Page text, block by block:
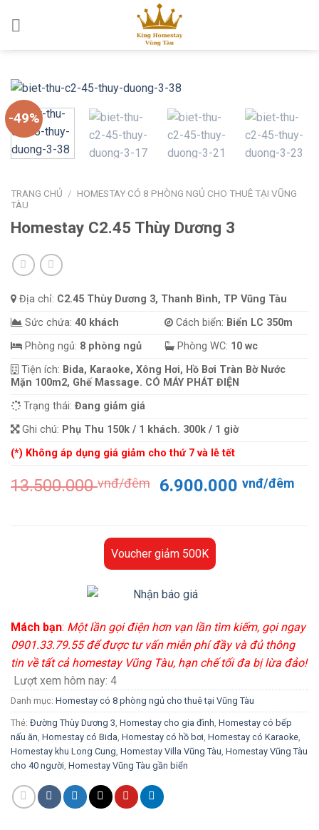
-49%
TRANG CHỦ / HOMESTAY CÓ 8 PHÒNG NGỦ CHO THUÊ TẠI VŨNG
TÀU
Homestay C2.45 Thùy Dương 3
Địa chỉ: C2.45 Thùy Dương 3, Thanh Bình, TP Vũng Tàu
Sức chứa: 40 khách Cách biển: Biển LC 350m
Phòng ngủ: 8 phòng ngủ Phòng WC: 10 wc
Tiện ích: Bida, Karaoke, Xông Hơi, Hồ Bơi Tràn Bờ Nước
Mặn 100m2, Ghế Massage. CÓ MÁY PHÁT ĐIỆN
Trạng thái: Đang giảm giá
Ghi chú: Phụ Thu 150k / 1 khách. 300k / 1 giờ
(*) Không áp dụng giá giảm cho thứ 7 và lễ tết
13.500.000vnđ/đêm
Giá
13.500.000 vnđ/
đêm.
6.900.000vnđ/đêm
Voucher giảm 500K
Mách bạn: Một lần gọi điện hơn vạn lần tìm kiếm, gọi ngay
0901.33.79.55 để được tư vấn miễn phí đầy và đủ thông
tin về tất cả homestay Vũng Tàu, hạn chế tối đa bị lừa đảo!
Lượt xem hôm nay: 4
Danh mục: Homestay có 8 phòng ngủ cho thuê tại Vũng Tàu
Thẻ: Đường Thùy Dương 3 Homestay cho gia đình Homestay có bếp
nấu ăn Homestay có Bida Homestay có hồ bơi Homestay có Karaoke
Homestay khu Long Cung Homestay Villa Vũng Tàu Homestay Vũng Tàu
cho 40 người Homestay Vũng Tàu gần biển